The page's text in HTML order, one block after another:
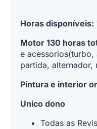
Horas disponíveis:
Motor 130 horas
e
partida, alternador,
Pintura e interior
Unico dono
Todas as